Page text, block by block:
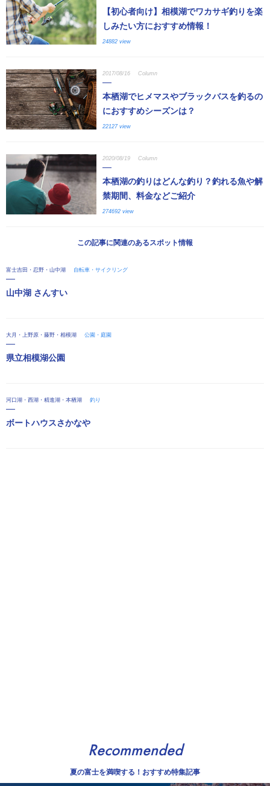
【初心者向け】相模湖でワカサギ釣りを楽
しみたい方におすすめ情報！
24882 view
2017/08/16 Column
本栖湖でヒメマスやブラックバスを釣るの
におすすめシーズンは？
22127 view
2020/08/19 Column
本栖湖の釣りはどんな釣り？釣れる魚や解
禁期間、料金などご紹介
274692 view
この記事に関連のあるスポット情報
富士吉田・忍野・山中湖 自転車・サイクリング
山中湖 さんすい
大月・上野原・藤野・相模湖 公園・庭園
県立相模湖公園
河口湖・西湖・精進湖・本栖湖 釣り
ボートハウスさかなや
Recommended
夏の富士を満喫する！おすすめ特集記事